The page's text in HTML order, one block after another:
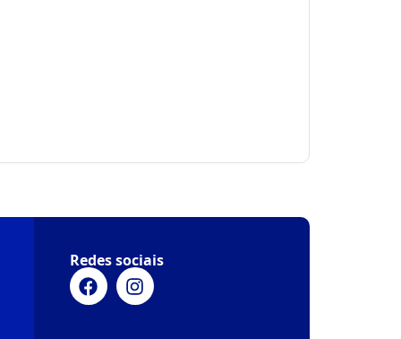
Redes sociais